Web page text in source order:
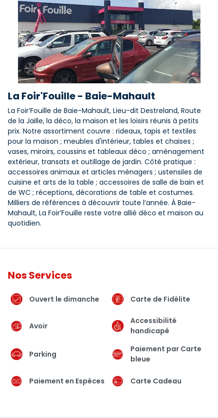
La Foir'Fouille - Baie-Mahault
La Foir’Fouille de Baie-Mahault, Lieu-dit Destreland, Route
de la Jaille, la déco, la maison et les loisirs réunis à petits
prix. Notre assortiment couvre : rideaux, tapis et textiles
pour la maison ; meubles d'intérieur, tables et chaises ;
vases, miroirs, coussins et tableaux déco ; aménagement
extérieur, transats et outillage de jardin. Côté pratique :
accessoires animaux et articles ménagers ; ustensiles de
cuisine et arts de la table ; accessoires de salle de bain et
de WC ; réceptions, décorations de table et costumes.
Milliers de références à découvrir toute l’année. À Baie-
Mahault, La Foir’Fouille reste votre allié déco et maison au
quotidien.
Nos Services
Ouvert le dimanche Carte de Fidélite
Avoir
Accessibilité
handicapé
Parking
Paiement par Carte
bleue
Paiement en Espèces Carte Cadeau